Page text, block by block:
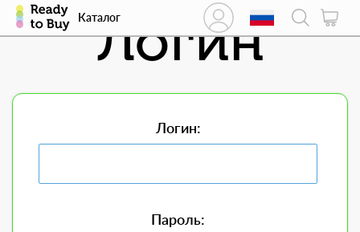
Каталог
Логин
Логин:
Пароль: